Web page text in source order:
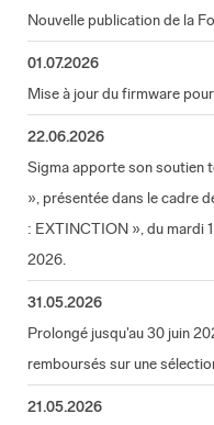
Nouvelle publication de la
01.07.2026
Mise à jour du firmware
22.06.2026
Sigma apporte son soutien
», présentée dans le cadre
: EXTINCTION », du mardi
2026.
31.05.2026
Prolongé jusqu'au 30 juin
remboursés sur une
21.05.2026